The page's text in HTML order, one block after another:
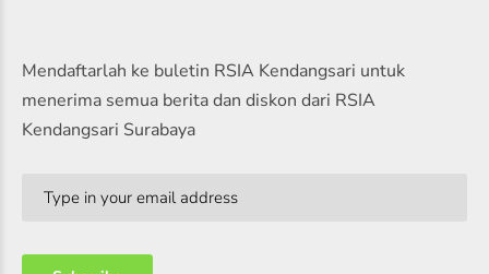
Mendaftarlah ke buletin RSIA Kendangsari untuk
menerima semua berita dan diskon dari RSIA
Kendangsari Surabaya